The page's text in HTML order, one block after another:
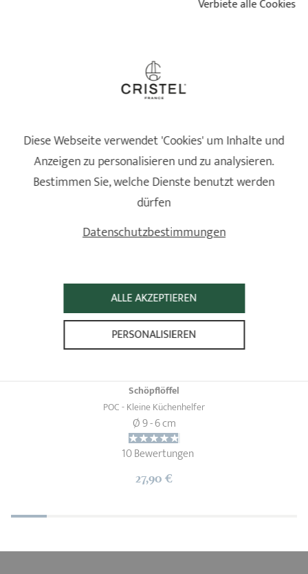
Ne s'adapte pas à tout les bocaux. Quel dommage!!!!
Betreffende Referenz: TCAOBL - Deckelöffner - L 26.5 cm
SCHON GESEHEN
Schöpflöffel
POC - Kleine Küchenhelfer
Ø 9 - 6 cm
10 Bewertungen
27,90 €
Diese Webseite verwendet 'Cookies' um Inhalte und
Anzeigen zu personalisieren und zu analysieren.
Bestimmen Sie, welche Dienste benutzt werden
dürfen
ALLE AKZEPTIEREN
Verbiete alle Cookies
PERSONALISIEREN
Datenschutzbestimmungen